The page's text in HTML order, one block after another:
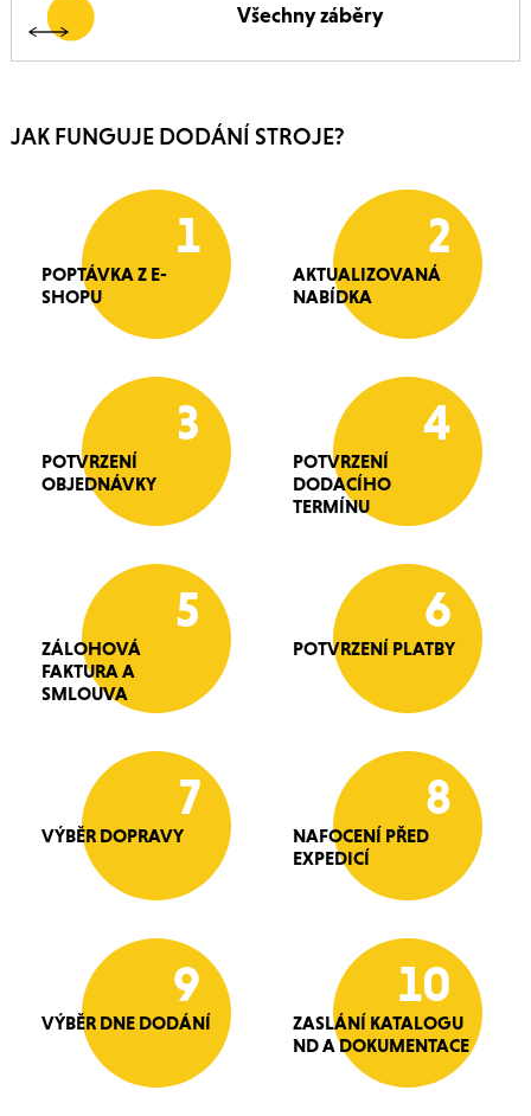
Všechny záběry
JAK FUNGUJE DODÁNÍ STROJE?
1
POPTÁVKA Z E-
SHOPU
2
AKTUALIZOVANÁ
NABÍDKA
3
POTVRZENÍ
OBJEDNÁVKY
4
POTVRZENÍ
DODACÍHO
TERMÍNU
5
ZÁLOHOVÁ
FAKTURA A
SMLOUVA
6
POTVRZENÍ PLATBY
7
VÝBĚR DOPRAVY
8
NAFOCENÍ PŘED
EXPEDICÍ
9
VÝBĚR DNE DODÁNÍ
10
ZASLÁNÍ KATALOGU
ND A DOKUMENTACE